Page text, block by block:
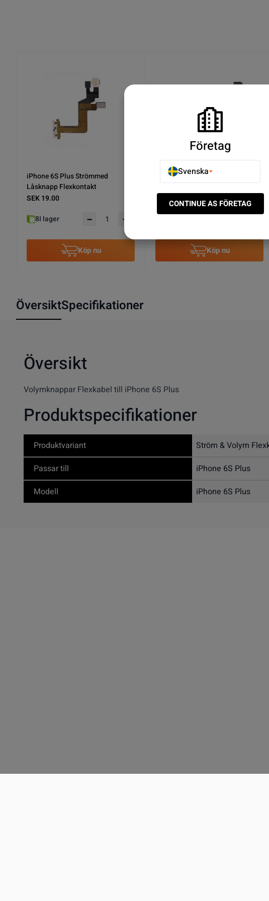
iPhone 6S Plus Wifi-Antenn
Flexkabel (Lång)
SEK 19.00
20I lager
Köp nu
iPhone 6S Plus Wifi-Antenn
SEK 19.00
Köp nu
ÖversiktSpecifikationer
Översikt
Volymknappar Flexkabel till iPhone 6S Plus
Produktspecifikationer
Produktvariant
Ström & Volym
Passar till
iPhone 6S Plus
Modell
iPhone 6S Plus
Företag
Svenska
CONTINUE AS FÖRETAG